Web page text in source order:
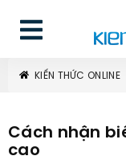
KIẾN THỨC ONLINE
Cách nhận
cao